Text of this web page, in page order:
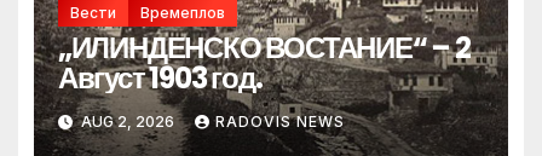
Вести Времеплов
„ИЛИНДЕНСКО ВОСТАНИЕ“ – 2
Август 1903 год.
AUG 2, 2026 RADOVIS NEWS